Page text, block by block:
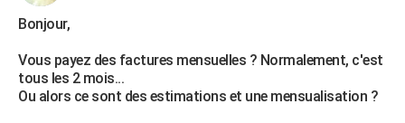
Bonjour,
Vous payez des factures mensuelles ? Normalement, c'est
tous les 2 mois...
Ou alors ce sont des estimations et une mensualisation ?